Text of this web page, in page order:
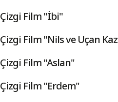
Çizgi Film ''İbi''
Çizgi Film "Nils ve Uçan Kaz
Çizgi Film "Aslan"
Çizgi Film "Erdem"